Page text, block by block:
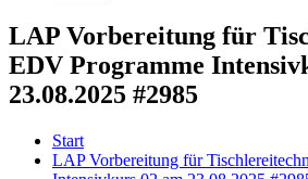
LAP Vorbereitung für
EDV Programme
23.08.2025 #2985
Start
LAP Vorbereitung für